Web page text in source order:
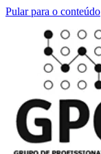
Pular para o conteúdo